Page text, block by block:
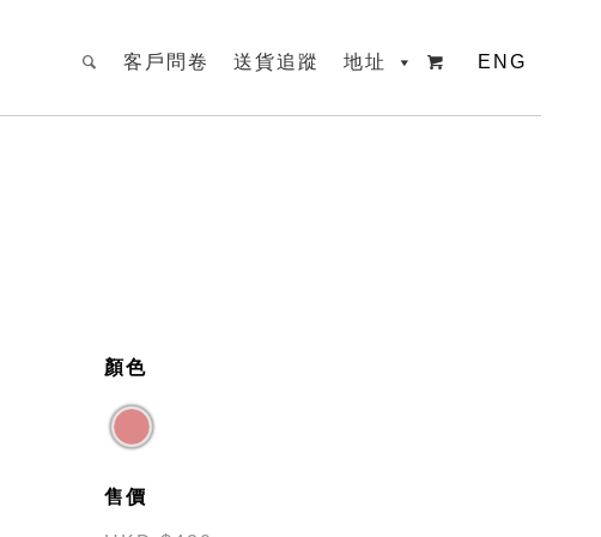

地址
送貨追蹤
客戶問卷 ENG
顏色
售價